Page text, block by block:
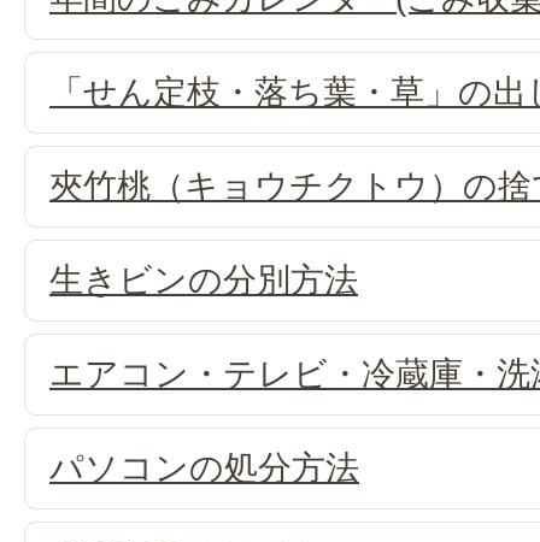
「せん定枝・落ち葉・草」の
夾竹桃（キョウチクトウ）の
生きビンの分別方法
エアコン・テレビ・冷蔵庫・
パソコンの処分方法